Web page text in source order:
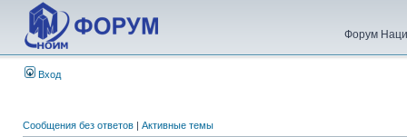
Форум
Вход
Сообщения без ответов | Активные темы